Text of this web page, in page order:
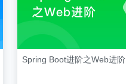
Spring Boot进阶之Web进阶